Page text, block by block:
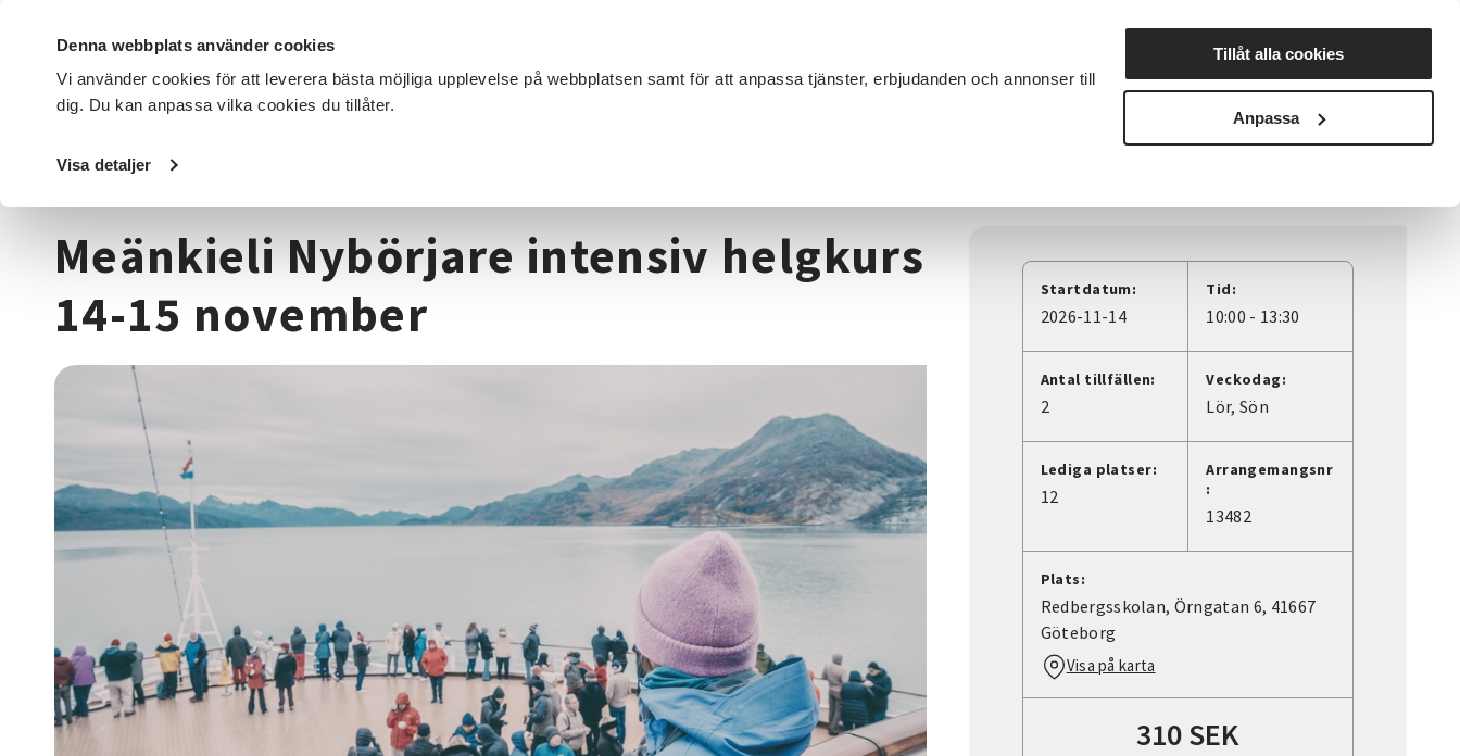
Denna webbplats använder cookies
Vi använder cookies för att leverera bästa möjliga upplevelse på webbplatsen samt för att anpassa tjänster, erbjudanden och annonser till
dig. Du kan anpassa vilka cookies du tillåter.
Visa detaljer
Tillåt alla cookies
Anpassa
DET HÄR GÖR VI FÖR DIG SOM SÖK KURSER OCH EVENEMANG Nyheter Avdelningar
Startsida / Kurser och evenemang
Meänkieli Nybörjare intensiv helgkurs
14-15 november
Startdatum:
2026-11-14
Tid:
10:00 - 13:30
Antal tillfällen:
2
Veckodag:
Lör Sön
Lediga platser:
12
Arrangemangsnr
:
13482
Plats:
Redbergsskolan, Örngatan 6, 41667
Göteborg
Visa på karta
310 SEK